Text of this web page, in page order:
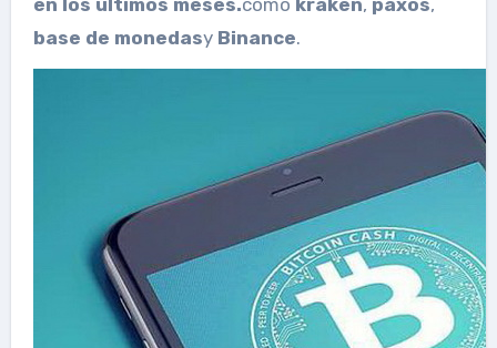
base de monedasy Binance.